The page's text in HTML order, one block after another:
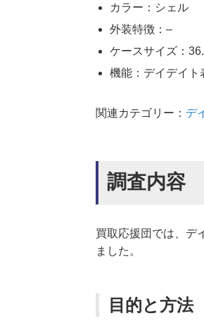
カラー：シェル
外装特徴：–
ケースサイズ：
機能：デイデイト
関連カテゴリー： デ
調査内容
買取応援団では、デ
ました。
目的と方法